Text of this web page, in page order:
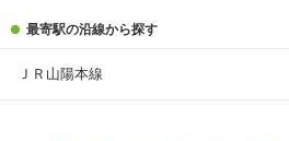
最寄駅の沿線から探す
ＪＲ山陽本線